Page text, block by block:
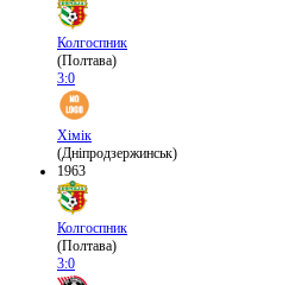
Колгоспник
(Полтава)
3:0
Хімік
(Дніпродзержинськ)
1963
Колгоспник
(Полтава)
3:0